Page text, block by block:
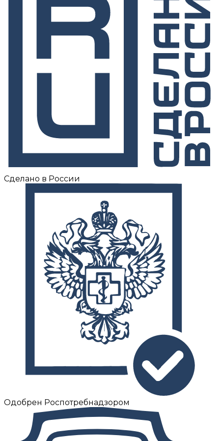
Сделано в России
Одобрен Роспотребнадзором